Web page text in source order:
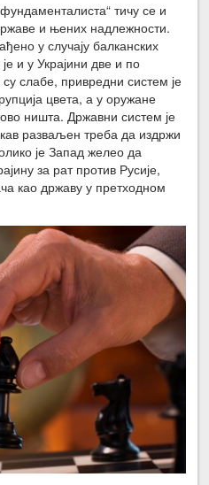
тичу се и
и њених надлежности.
у случају балканских
и у Украјини две и по
су слабе, привредни систем је
цвета, а у оружане
ништа. Државни систем је
разваљен треба да издржи
је Запад желео да
за рат против Русије,
као државу у претходном